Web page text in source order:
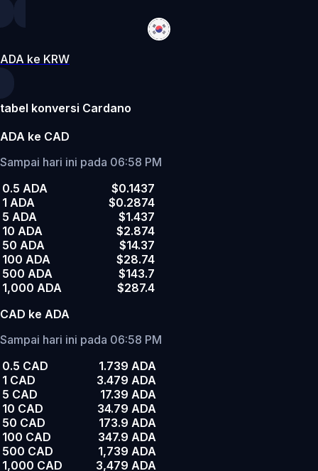
ADA ke KRW
tabel konversi Cardano
ADA ke CAD
Sampai hari ini pada 06:58 PM
0.5 ADA
$0.1437
1 ADA
$0.2874
5 ADA
$1.437
10 ADA
$2.874
50 ADA
$14.37
100 ADA
$28.74
500 ADA
$143.7
1,000 ADA
$287.4
CAD ke ADA
Sampai hari ini pada 06:58 PM
0.5 CAD
1.739 ADA
1 CAD
3.479 ADA
5 CAD
17.39 ADA
10 CAD
34.79 ADA
50 CAD
173.9 ADA
100 CAD
347.9 ADA
500 CAD
1,739 ADA
1,000 CAD
3,479 ADA